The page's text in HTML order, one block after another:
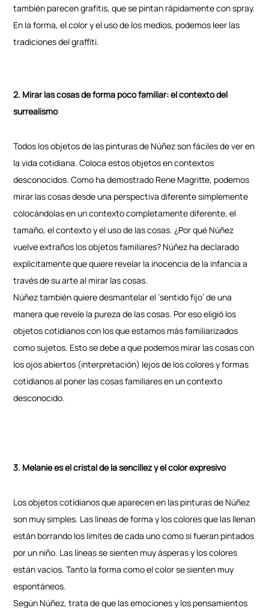
también parecen grafitis, que se pintan rápidamente con spray.
En la forma, el color y el uso de los medios, podemos leer las
tradiciones del graffiti.
2. Mirar las cosas de forma poco familiar: el contexto del
surrealismo
Todos los objetos de las pinturas de Núñez son fáciles de ver en
la vida cotidiana. Coloca estos objetos en contextos
desconocidos. Como ha demostrado Rene Magritte, podemos
mirar las cosas desde una perspectiva diferente simplemente
colocándolas en un contexto completamente diferente, el
tamaño, el contexto y el uso de las cosas. ¿Por qué Núñez
vuelve extraños los objetos familiares? Núñez ha declarado
explícitamente que quiere revelar la inocencia de la infancia a
través de su arte al mirar las cosas.
Núñez también quiere desmantelar el ‘sentido fijo’ de una
manera que revele la pureza de las cosas. Por eso eligió los
objetos cotidianos con los que estamos más familiarizados
como sujetos. Esto se debe a que podemos mirar las cosas con
los ojos abiertos (interpretación) lejos de los colores y formas
cotidianos al poner las cosas familiares en un contexto
desconocido.
3. Melanie es el cristal de la sencillez y el color expresivo
Los objetos cotidianos que aparecen en las pinturas de Núñez
son muy simples. Las líneas de forma y los colores que las llenan
están borrando los límites de cada uno como si fueran pintados
por un niño. Las líneas se sienten muy ásperas y los colores
están vacíos. Tanto la forma como el color se sienten muy
espontáneos.
Según Núñez, trata de que las emociones y los pensamientos